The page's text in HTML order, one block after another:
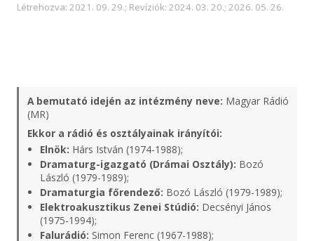
Létrehozva: 2021. 09. 29.; Revíziók: 2024. 03. 20.; 2026. 05. 26.
A bemutató idején az intézmény neve: Magyar Rádió
(MR)
Ekkor a rádió és osztályainak irányítói:
Elnök: Hárs István (1974-1988);
Dramaturg-igazgató (Drámai Osztály): Bozó
László (1979-1989);
Dramaturgia főrendező: Bozó László (1979-1989);
Elektroakusztikus Zenei Stúdió: Decsényi János
(1975-1994);
Falurádió: Simon Ferenc (1967-1988);